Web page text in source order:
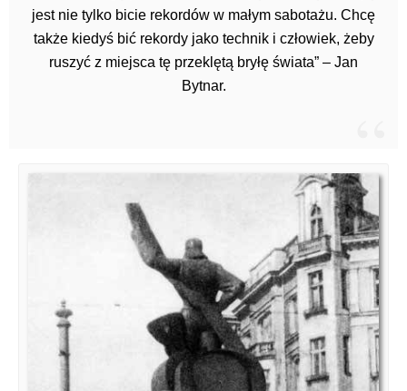
jest nie tylko bicie rekordów w małym sabotażu. Chcę
także kiedyś bić rekordy jako technik i człowiek, żeby
ruszyć z miejsca tę przeklętą bryłę świata” – Jan
Bytnar.